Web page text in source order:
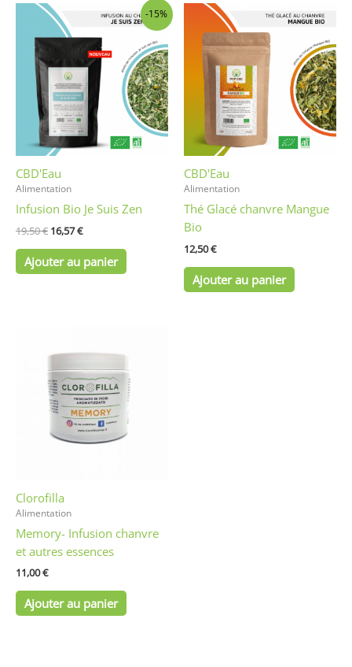
-15%
CBD'Eau
Alimentation
Infusion Bio Je Suis Zen
19,50€
Le
prix
initial
19,50 €.
16,57€
actuel
est :
16,57 €.
Ajouter au panier
CBD'Eau
Alimentation
Thé Glacé chanvre Mangue
Bio
12,50€
Ajouter au panier
Clorofilla
Alimentation
Memory- Infusion chanvre
et autres essences
11,00€
Ajouter au panier